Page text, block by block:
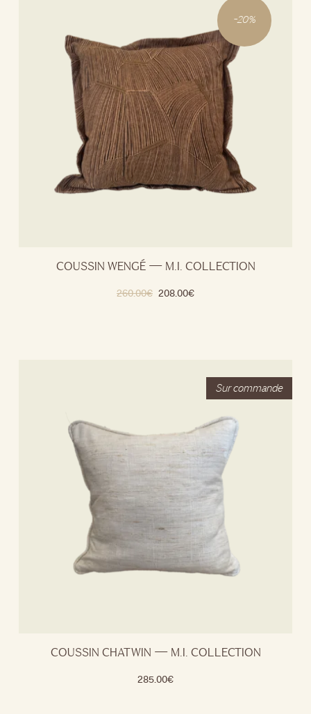
-20%
COUSSIN WENGÉ — M.I. COLLECTION
260.00€ 208.00€
COUSSIN CHATWIN — M.I. COLLECTION
285.00€